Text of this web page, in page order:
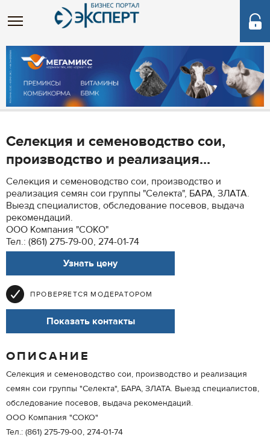
Селекция и семеноводство сои,
производство и реализация...
Селекция и семеноводство сои, производство и
реализация семян сои группы "Селекта", БАРА, ЗЛАТА.
Выезд специалистов, обследование посевов, выдача
рекомендаций.
ООО Компания "СОКО"
Тел.: (861) 275-79-00, 274-01-74
Узнать цену
ПРОВЕРЯЕТСЯ МОДЕРАТОРОМ
Показать контакты
ОПИСАНИЕ
Селекция и семеноводство сои, производство и реализация
семян сои группы "Селекта", БАРА, ЗЛАТА. Выезд специалистов,
обследование посевов, выдача рекомендаций.
ООО Компания "СОКО"
Тел.: (861) 275-79-00, 274-01-74